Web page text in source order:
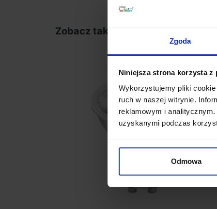
Zgoda
Niniejsza strona korzysta z
Wykorzystujemy pliki
ruch w naszej witrynie.
reklamowym i
uzyskanymi podczas
Odmowa
Zobacz także